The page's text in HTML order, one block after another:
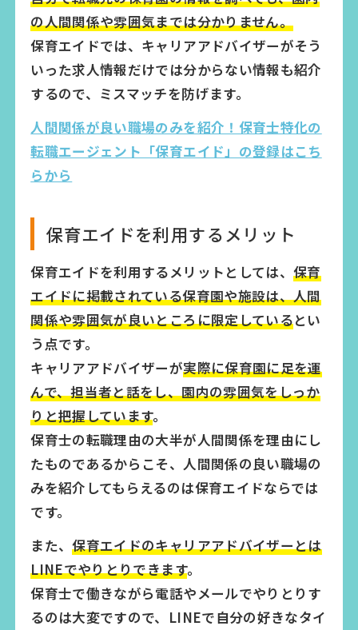
の人間関係や雰囲気までは分かりません。
保育エイドでは、キャリアアドバイザーがそう
いった求人情報だけでは分からない情報も紹介
するので、ミスマッチを防げます。
人間関係が良い職場のみを紹介！保育士特化の
転職エージェント「保育エイド」の登録はこち
らから
保育エイドを利用するメリット
保育エイドを利用するメリットとしては、保育
エイドに掲載されている保育園や施設は、人間
関係や雰囲気が良いところに限定しているとい
う点です。
キャリアアドバイザーが実際に保育園に足を運
んで、担当者と話をし、園内の雰囲気をしっか
りと把握しています。
保育士の転職理由の大半が人間関係を理由にし
たものであるからこそ、人間関係の良い職場の
みを紹介してもらえるのは保育エイドならでは
です。
また、保育エイドのキャリアアドバイザーとは
LINEでやりとりできます。
保育士で働きながら電話やメールでやりとりす
るのは大変ですので、LINEで自分の好きなタイ